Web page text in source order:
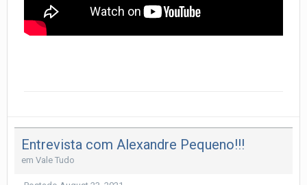
Entrevista com Alexandre Pequeno!!!
em Vale Tudo